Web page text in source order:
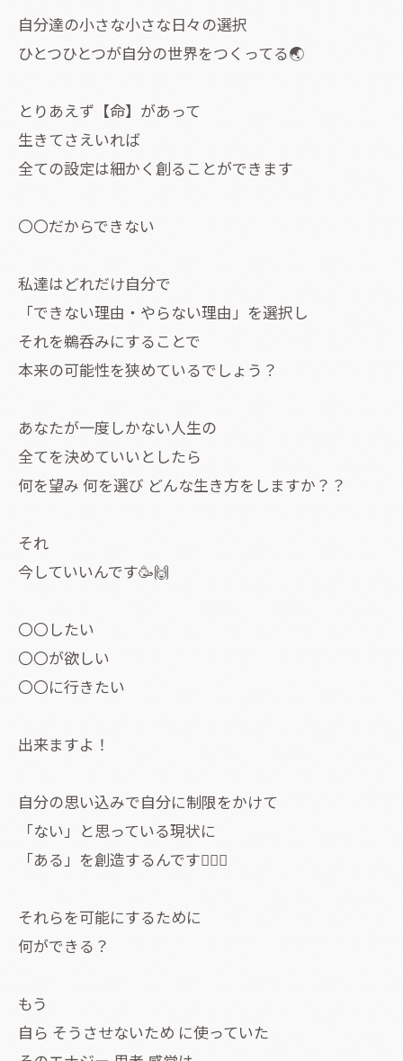
自分達の小さな小さな日々の選択
ひとつひとつが自分の世界をつくってる🌏
とりあえず【命】があって
生きてさえいれば
全ての設定は細かく創ることができます
〇〇だからできない
私達はどれだけ自分で
「できない理由・やらない理由」を選択し
それを鵜呑みにすることで
本来の可能性を狭めているでしょう？
あなたが一度しかない人生の
全てを決めていいとしたら
何を望み 何を選び どんな生き方をしますか？？
それ
今していいんです🥳🙌
〇〇したい
〇〇が欲しい
〇〇に行きたい
出来ますよ！
自分の思い込みで自分に制限をかけて
「ない」と思っている現状に
「ある」を創造するんです🧞‍♀️✨
それらを可能にするために
何ができる？
もう
自ら そうさせないため に使っていた